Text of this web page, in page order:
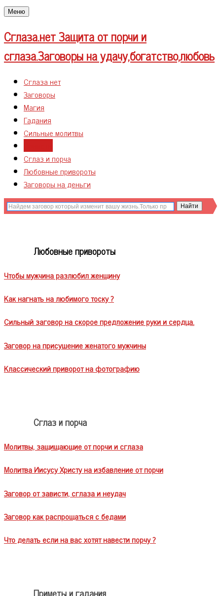
Меню
Сглаза.нетЗащита от порчи и
сглаза.Заговоры на удачу,богатство,любовь
Сглаза нет
Заговоры
Магия
Гадания
Сильные молитвы
Сглаз и порча
Любовные привороты
Заговоры на деньги
Любовные привороты
Чтобы мужчина разлюбил женщину
Как нагнать на любимого тоску ?
Сильный заговор на скорое предложение руки и сердца.
Заговор на присушение женатого мужчины
Классический приворот на фотографию
Сглаз и порча
Молитвы, защищающие от порчи и сглаза
Молитва Иисусу Христу на избавление от порчи
Заговор от зависти, сглаза и неудач
Заговор как распрощаться с бедами
Что делать если на вас хотят навести порчу ?
Приметы и гадания